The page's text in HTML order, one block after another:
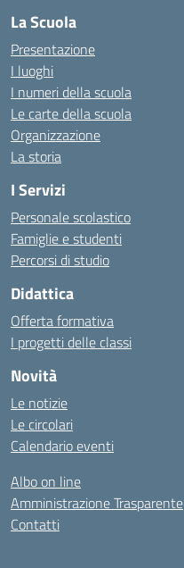
La Scuola
Presentazione
I luoghi
I numeri della scuola
Le carte della scuola
Organizzazione
La storia
I Servizi
Personale scolastico
Famiglie e studenti
Percorsi di studio
Didattica
Offerta formativa
I progetti delle classi
Novità
Le notizie
Le circolari
Calendario eventi
Albo on line
Amministrazione Trasparente
Contatti